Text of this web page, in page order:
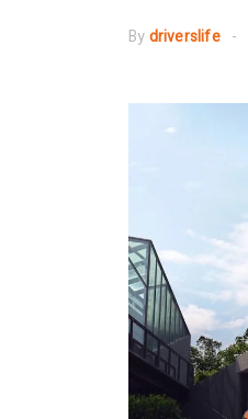
Bydriverslife